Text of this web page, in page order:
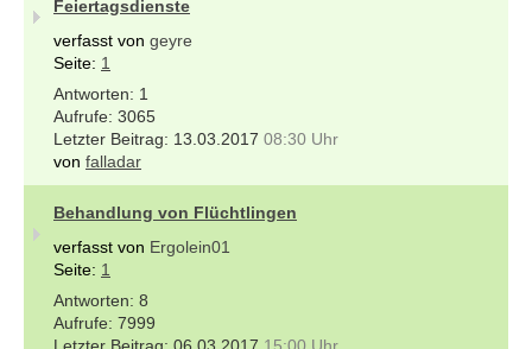
Feiertagsdienste
verfasst von geyre
Seite: 1
1
3065
13.03.2017 08:30 Uhr
von falladar
Behandlung von Flüchtlingen
verfasst von Ergolein01
Seite: 1
8
7999